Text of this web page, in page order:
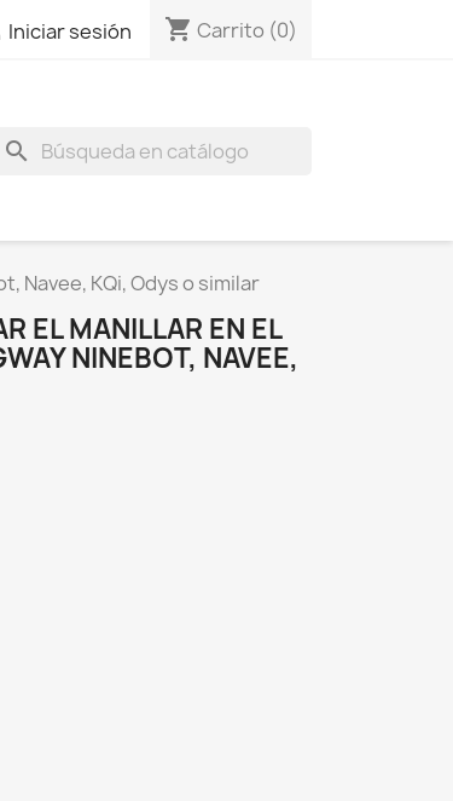
Iniciar sesión shopping_cart Carrito (0)
search
Navee, KQi, Odys o similar
EL MANILLAR EN EL
NINEBOT, NAVEE,